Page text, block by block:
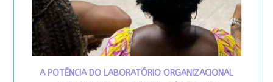
A POTÊNCIA DO LABORATÓRIO ORGANIZACIONAL